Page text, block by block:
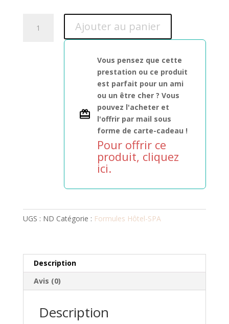
320,00€
Ajouter au panier
Vous pensez que cette
prestation ou ce produit
est parfait pour un ami
ou un être cher ? Vous
pouvez l'acheter et
l'offrir par mail sous
forme de carte-cadeau !
Pour offrir ce
produit, cliquez
ici.
UGS : ND Catégorie : Formules Hôtel-SPA
Description
Avis (0)
Description